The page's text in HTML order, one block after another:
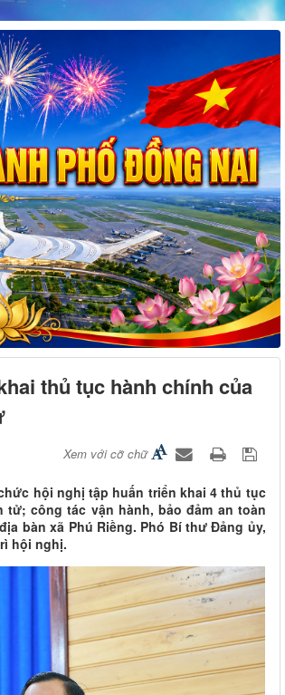
thủ tục hành chính của
Xem với cỡ chữ
hội nghị tập huấn triển khai 4 thủ tục
công tác vận hành, bảo đảm an toàn
bàn xã Phú Riềng. Phó Bí thư Đảng ủy,
hội nghị.